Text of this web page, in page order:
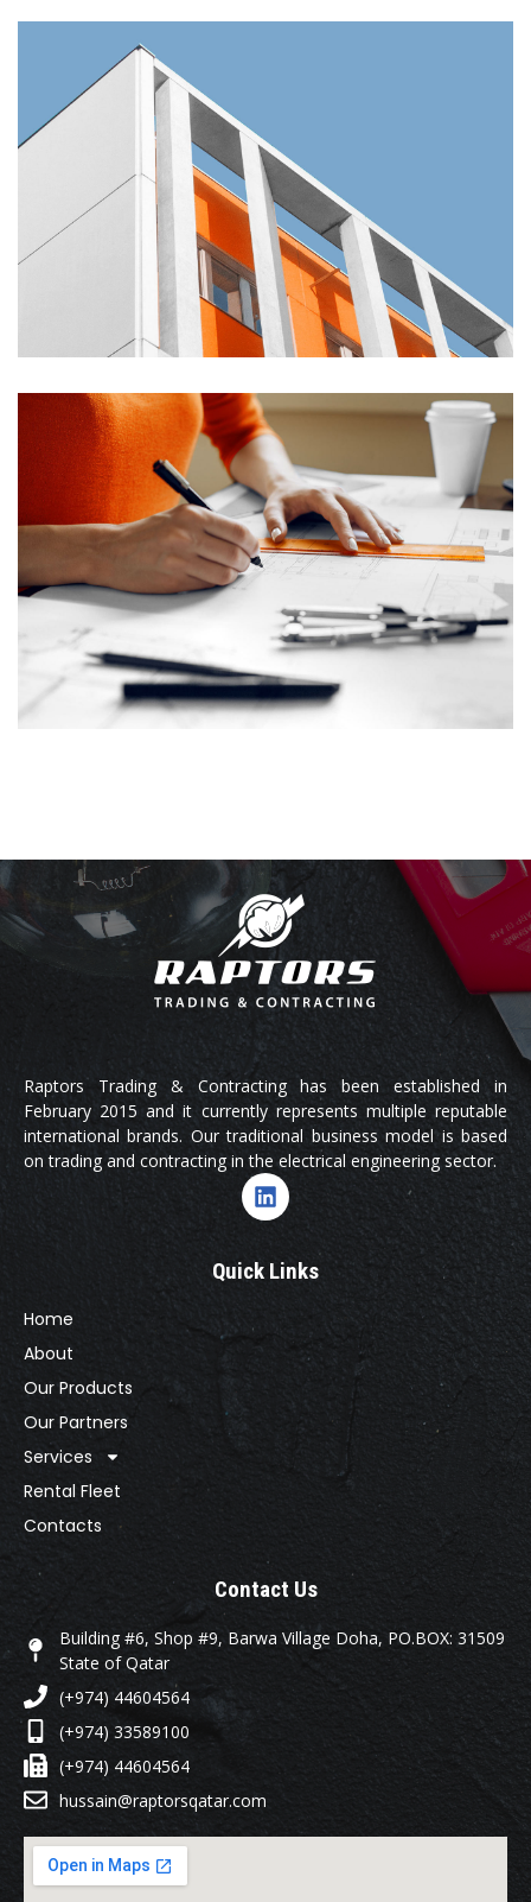
Raptors Trading & Contracting has been established in
February 2015 and it currently represents multiple reputable
international brands. Our traditional business model is based
on trading and contracting in the electrical engineering sector.
Quick Links
Home
About
Our Products
Our Partners
Services
Rental Fleet
Contacts
Contact Us
Building #6, Shop #9, Barwa Village Doha, PO.BOX: 31509
State of Qatar
(+974) 44604564
(+974) 33589100
(+974) 44604564
hussain@raptorsqatar.com